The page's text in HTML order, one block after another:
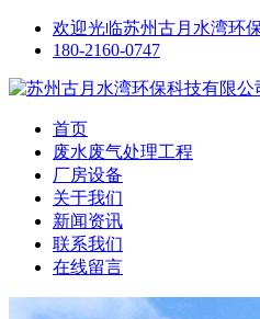
欢迎光临苏州古月水湾环
180-2160-0747
首页
废水废气处理工程
厂房设备
关于我们
新闻资讯
联系我们
在线留言